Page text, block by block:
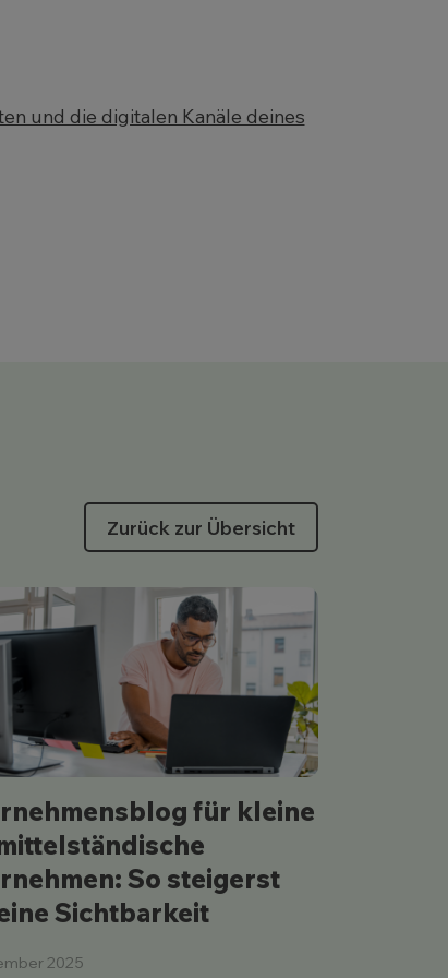
und die digitalen Kanäle deines
Zurück zur Übersicht
für kleine
So steigerst
Sichtbarkeit
2025